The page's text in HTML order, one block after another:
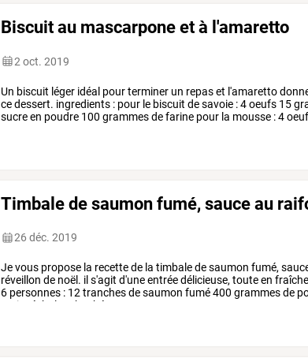
Biscuit au mascarpone et à l'amaretto
2 oct. 2019
Un biscuit léger idéal pourterminer un repaset l'amaretto
cedessert. ingredients : pour le biscuit desavoie :4oeufs 15
sucreen poudre 100 grammesdefarine pour la mousse :4
Timbale de saumon fumé, sauce au
26 déc. 2019
Jevous propose la recettede la timbaledesaumon fumé,
réveillon de noël. il s'agit d'uneentréedélicieuse,touteen
6 personnes : 12tranchesdesaumon fumé400 grammesde
petite
échalote hachée